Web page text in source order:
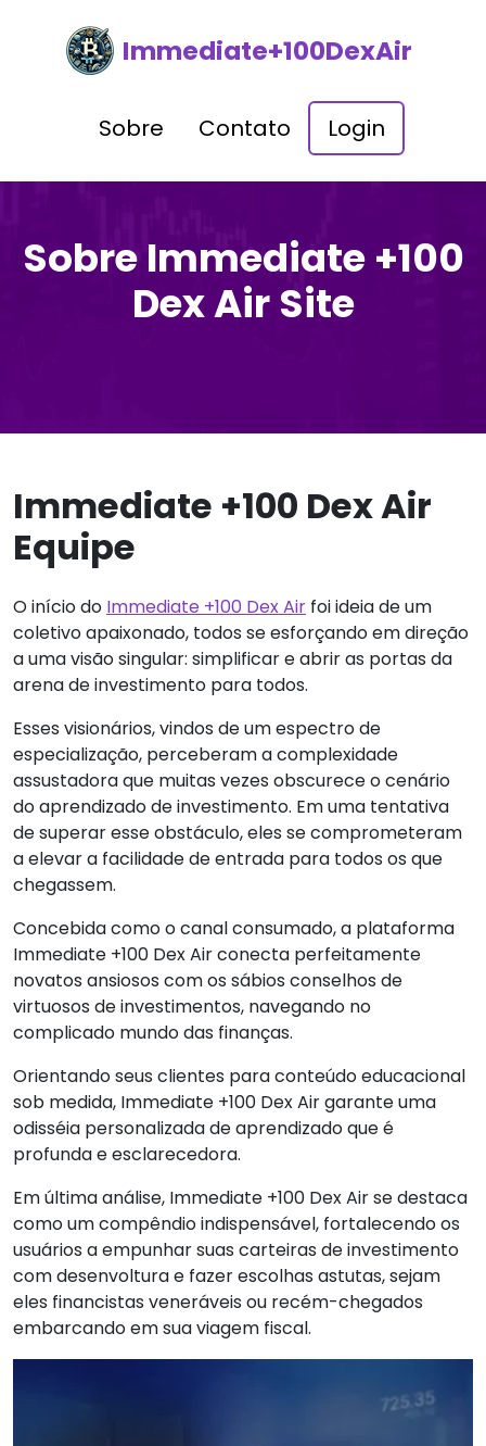
Immediate+100DexAir
Sobre Contato Login
Sobre Immediate +100
Dex Air Site
Immediate +100 Dex Air
Equipe
O início do Immediate +100 Dex Air foi ideia de um
coletivo apaixonado, todos se esforçando em direção
a uma visão singular: simplificar e abrir as portas da
arena de investimento para todos.
Esses visionários, vindos de um espectro de
especialização, perceberam a complexidade
assustadora que muitas vezes obscurece o cenário
do aprendizado de investimento. Em uma tentativa
de superar esse obstáculo, eles se comprometeram
a elevar a facilidade de entrada para todos os que
chegassem.
Concebida como o canal consumado, a plataforma
Immediate +100 Dex Air conecta perfeitamente
novatos ansiosos com os sábios conselhos de
virtuosos de investimentos, navegando no
complicado mundo das finanças.
Orientando seus clientes para conteúdo educacional
sob medida, Immediate +100 Dex Air garante uma
odisséia personalizada de aprendizado que é
profunda e esclarecedora.
Em última análise, Immediate +100 Dex Air se destaca
como um compêndio indispensável, fortalecendo os
usuários a empunhar suas carteiras de investimento
com desenvoltura e fazer escolhas astutas, sejam
eles financistas veneráveis ou recém-chegados
embarcando em sua viagem fiscal.